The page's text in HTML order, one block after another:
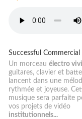
Successful Commercial
Un morceau électro
guitares, clavier et
lancent dans une
rythmée et joyeuse.
musique sera parfaite
vos projets de vidéo
institutionnels...